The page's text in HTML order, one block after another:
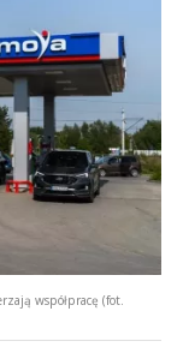
współpracę (fot.